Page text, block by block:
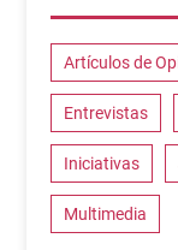
Artículos de
Entrevistas
Iniciativas
Multimedia